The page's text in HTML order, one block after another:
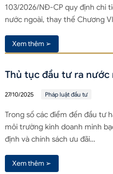
103/2026/NĐ-CP quy định chi
nước ngoài, thay thế Chương
Xem thêm ➢
Thủ tục đầu tư ra nước
27/10/2025 Pháp luật đầu tư
Trong số các điểm đến đầu tư
môi trường kinh doanh minh
định và chính sách ưu đãi…
Xem thêm ➢